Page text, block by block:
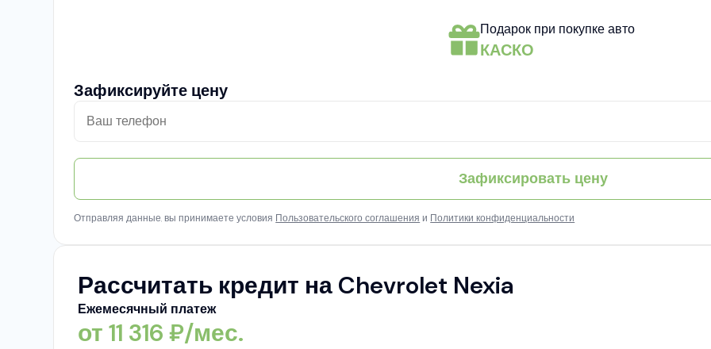
Рассчитать кредит на Chevrolet Nexia
Ежемесячный платеж
от11 316 ₽/мес.
Подарок при покупке авто
КАСКО
Зафиксируйте цену
Зафиксировать цену
Отправляя данные, вы принимаете условия Пользовательского соглашения и Политики конфиденциальности